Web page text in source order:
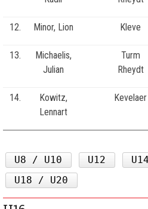
12. Minor, Lion Kleve
13.
Michaelis,
Julian
Turm
Rheydt
14.
Kowitz,
Lennart
Kevelaer
U8 / U10 U12 U14
U18 / U20